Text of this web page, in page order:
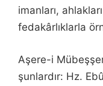
imanları,
fedakârlıklarla
Aşere-i
şunlardır: Hz.